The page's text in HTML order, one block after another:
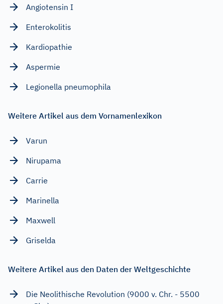
Angiotensin I
Enterokolitis
Kardiopathie
Aspermie
Legionella pneumophila
Weitere Artikel aus dem Vornamenlexikon
Varun
Nirupama
Carrie
Marinella
Maxwell
Griselda
Weitere Artikel aus den Daten der Weltgeschichte
Die Neolithische Revolution (9000 v. Chr. - 5500